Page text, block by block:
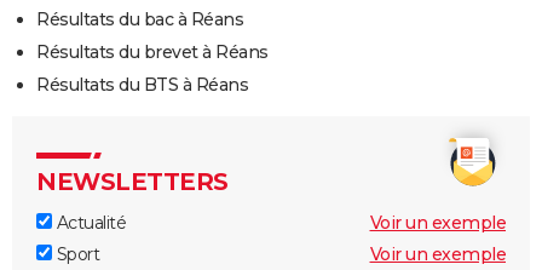
Résultats du bac à Réans
Résultats du brevet à Réans
Résultats du BTS à Réans
NEWSLETTERS
Actualité
Voir un exemple
Sport
Voir un exemple